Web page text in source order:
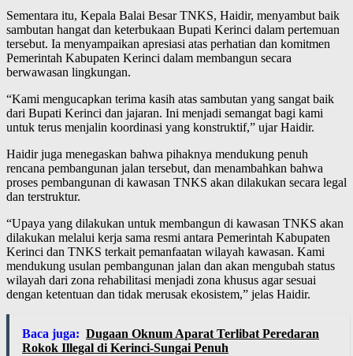
Sementara itu, Kepala Balai Besar TNKS, Haidir, menyambut baik
sambutan hangat dan keterbukaan Bupati Kerinci dalam pertemuan
tersebut. Ia menyampaikan apresiasi atas perhatian dan komitmen
Pemerintah Kabupaten Kerinci dalam membangun secara
berwawasan lingkungan.
“Kami mengucapkan terima kasih atas sambutan yang sangat baik
dari Bupati Kerinci dan jajaran. Ini menjadi semangat bagi kami
untuk terus menjalin koordinasi yang konstruktif,” ujar Haidir.
Haidir juga menegaskan bahwa pihaknya mendukung penuh
rencana pembangunan jalan tersebut, dan menambahkan bahwa
proses pembangunan di kawasan TNKS akan dilakukan secara legal
dan terstruktur.
“Upaya yang dilakukan untuk membangun di kawasan TNKS akan
dilakukan melalui kerja sama resmi antara Pemerintah Kabupaten
Kerinci dan TNKS terkait pemanfaatan wilayah kawasan. Kami
mendukung usulan pembangunan jalan dan akan mengubah status
wilayah dari zona rehabilitasi menjadi zona khusus agar sesuai
dengan ketentuan dan tidak merusak ekosistem,” jelas Haidir.
Baca juga: Dugaan Oknum Aparat Terlibat Peredaran
Rokok Illegal di Kerinci-Sungai Penuh